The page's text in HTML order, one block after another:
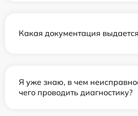
Какая документация
Я уже знаю, в чем
чего проводить диагностику?